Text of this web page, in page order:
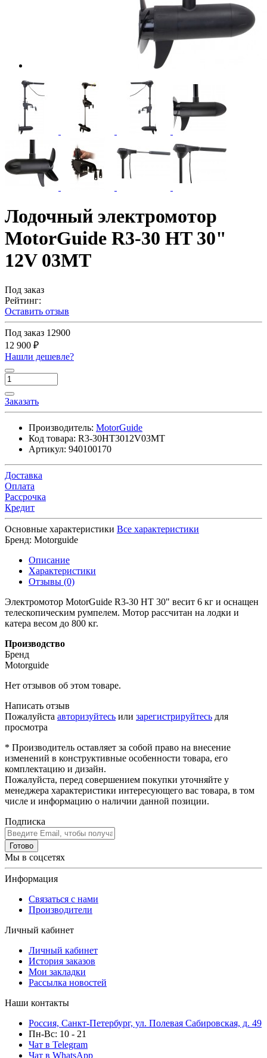
Лодочный электромотор
MotorGuide R3-30 HT 30"
12V 03MT
Под заказ
Рейтинг:
Оставить отзыв
Под заказ 12900
12 900 ₽
Нашли дешевле?
Заказать
Производитель: MotorGuide
Код товара: R3-30HT3012V03MT
Артикул: 940100170
Доставка
Оплата
Рассрочка
Кредит
Основные характеристики Все характеристики
Бренд: Motorguide
Описание
Характеристики
Отзывы (0)
Электромотор MotorGuide R3-30 HT 30" весит 6 кг и оснащен
телескопическим румпелем. Мотор рассчитан на лодки и
катера весом до 800 кг.
Производство
Бренд
Motorguide
Нет отзывов об этом товаре.
Написать отзыв
Пожалуйста авторизуйтесь или зарегистрируйтесь для
просмотра
* Производитель оставляет за собой право на внесение
изменений в конструктивные особенности товара, его
комплектацию и дизайн.
Пожалуйста, перед совершением покупки уточняйте у
менеджера характеристики интересующего вас товара, в том
числе и информацию о наличии данной позиции.
Подписка
Готово
Мы в соцсетях
Информация
Связаться с нами
Производители
Личный кабинет
Личный кабинет
История заказов
Мои закладки
Рассылка новостей
Наши контакты
Россия, Санкт-Петербург, ул. Полевая Сабировская, д. 49
Пн-Вс: 10 - 21
Чат в Telegram
Чат в WhatsApp